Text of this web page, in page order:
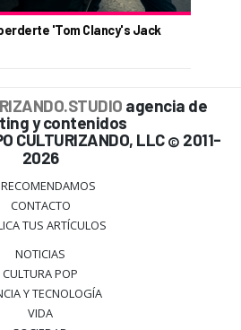
'Tom Clancy's Jack
agencia de
y contenidos
CULTURIZANDO, LLC © 2011-
2026
CONTACTO
TUS ARTÍCULOS
NOTICIAS
CULTURA POP
Y TECNOLOGÍA
VIDA